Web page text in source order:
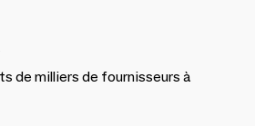
de milliers de fournisseurs à